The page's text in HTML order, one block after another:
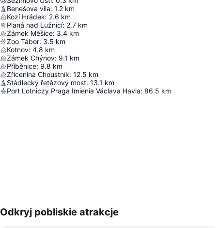
Benešova vila: 1.2 km
Kozí Hrádek: 2.6 km
Planá nad Lužnicí: 2.7 km
Zámek Měšice: 3.4 km
Zoo Tábor: 3.5 km
Kotnov: 4.8 km
Zámek Chýnov: 9.1 km
Příběnice: 9.8 km
Zřícenina Choustník: 12.5 km
Stádlecký řetězový most: 13.1 km
Port Lotniczy Praga Imienia Václava Havla: 86.5 km
Powiększ mapę
Odkryj pobliskie atrakcje